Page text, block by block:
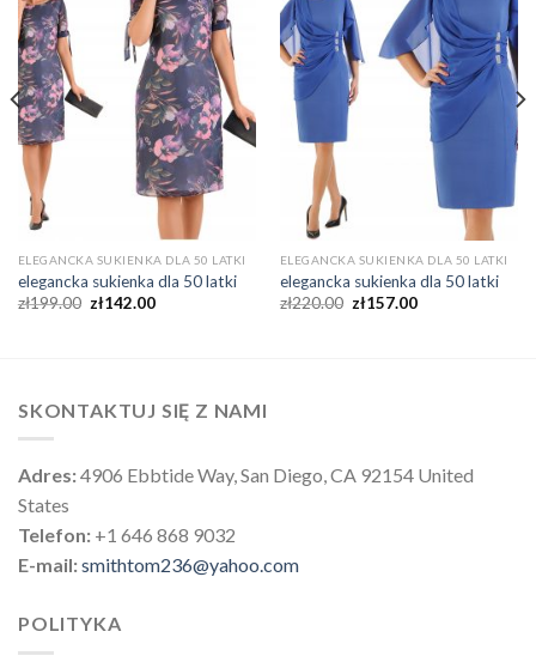
ELEGANCKA SUKIENKA DLA 50 LATKI
elegancka sukienka dla 50 latki
zł199.00 zł142.00
ELEGANCKA SUKIENKA DLA 50 LATKI
elegancka sukienka dla 50 latki
zł220.00 zł157.00
SKONTAKTUJ SIĘ Z NAMI
Adres:4906 Ebbtide Way, San Diego, CA 92154 United
States
Telefon: +1 646 868 9032
E-mail:smithtom236@yahoo.com
POLITYKA